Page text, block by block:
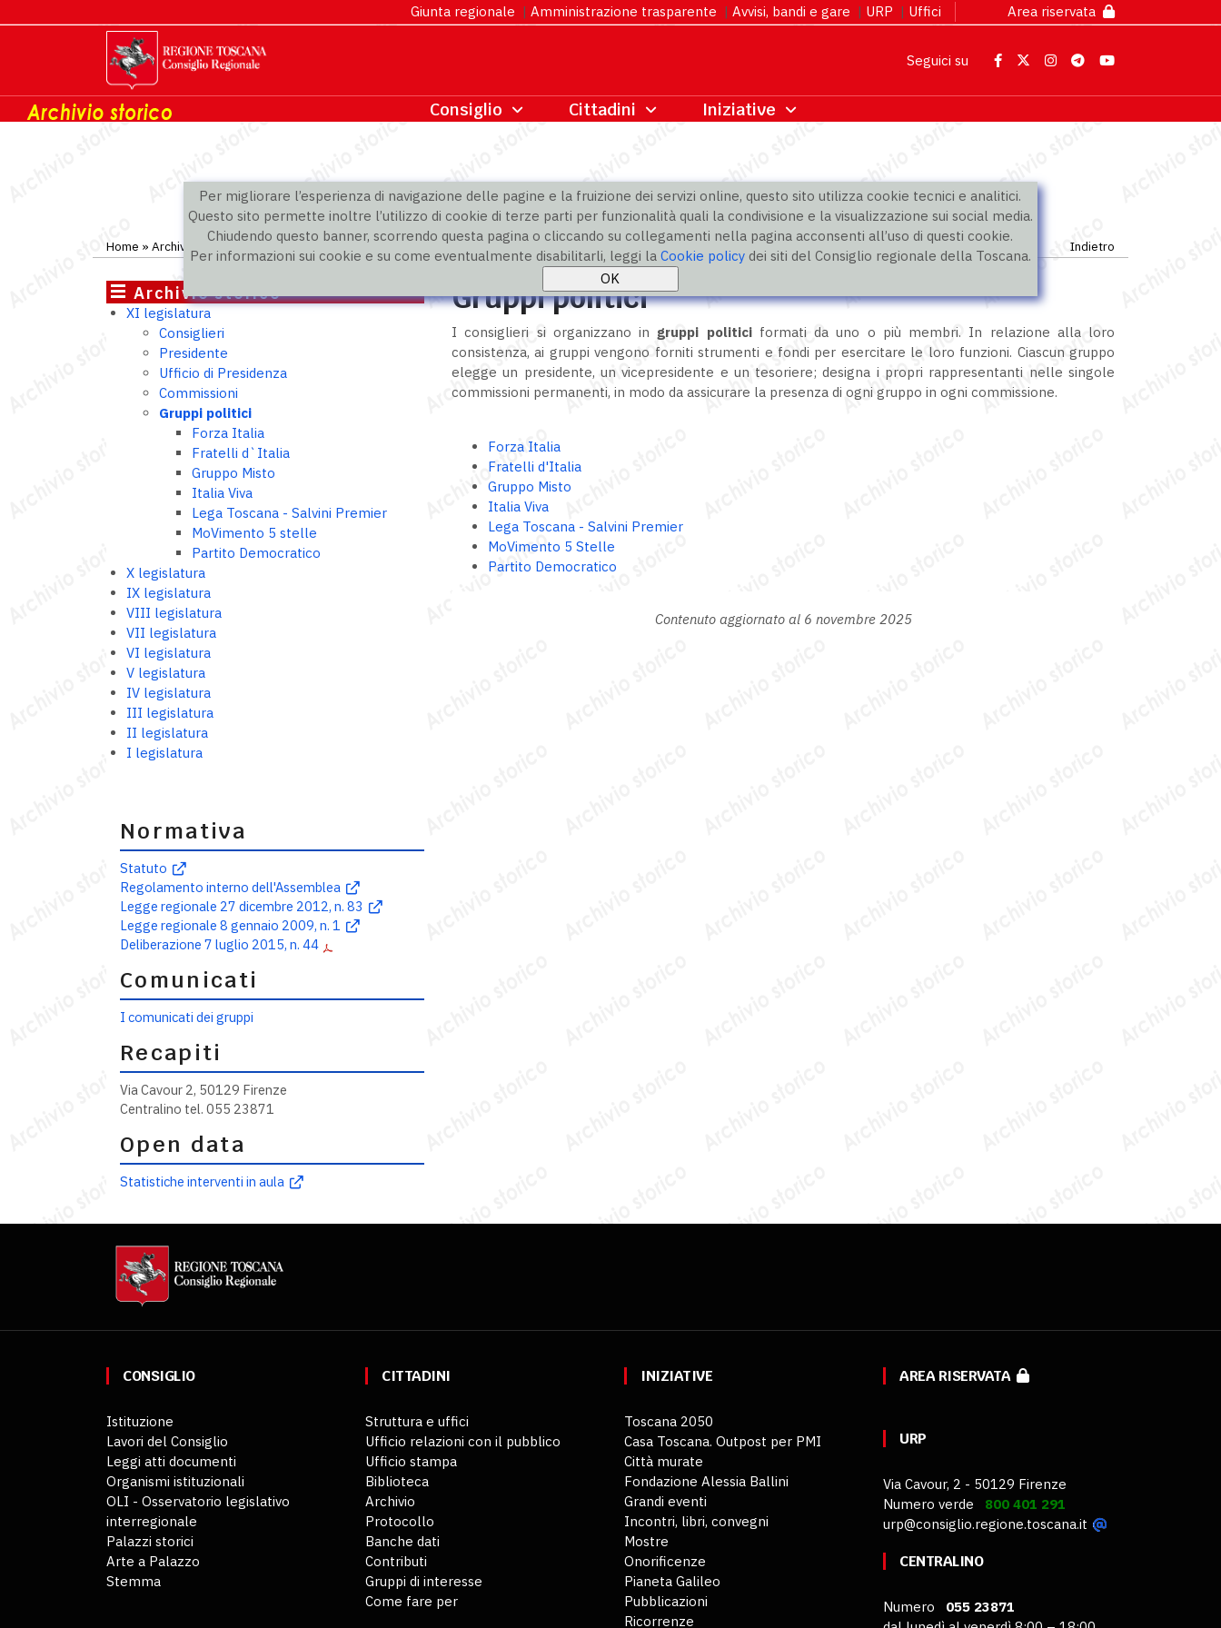
Per migliorare l’esperienza di navigazione delle pagine e la fruizione dei servizi online, questo sito utilizza cookie tecnici e analitici.
Questo sito permette inoltre l’utilizzo di cookie di terze parti per funzionalità quali la condivisione e la visualizzazione sui social media.
Chiudendo questo banner, scorrendo questa pagina o cliccando su collegamenti nella pagina acconsenti all’uso di questi cookie.
Per informazioni sui cookie e su come eventualmente disabilitarli, leggi la Cookie policydei siti del Consiglio regionale della Toscana.
Giunta regionale | Amministrazione trasparente | Avvisi, bandi e gare | URP | Uffici Area riservata
Seguici su
Home » Archivio storico»XI legislatura » Gruppi politici Indietro
Archivio storico
XI legislatura
Consiglieri
Presidente
Ufficio di Presidenza
Commissioni
Gruppi politici
Forza Italia
Fratelli d`Italia
Gruppo Misto
Italia Viva
Lega Toscana - Salvini Premier
MoVimento 5 stelle
Partito Democratico
X legislatura
IX legislatura
VIII legislatura
VII legislatura
VI legislatura
V legislatura
IV legislatura
III legislatura
II legislatura
I legislatura
Normativa
Statuto
Regolamento interno dell'Assemblea
Legge regionale 27 dicembre 2012, n. 83
Legge regionale 8 gennaio 2009, n. 1
Deliberazione 7 luglio 2015, n. 44
Comunicati
I comunicati dei gruppi
Recapiti
Via Cavour 2, 50129 Firenze
Centralino tel. 055 23871
Open data
Statistiche interventi in aula
Gruppi politici
I consiglieri si organizzano in gruppi politiciformati da uno o più membri. In relazione alla loro
consistenza, ai gruppi vengono forniti strumenti e fondi per esercitare le loro funzioni. Ciascun gruppo
elegge un presidente, un vicepresidente e un tesoriere; designa i propri rappresentanti nelle singole
commissioni permanenti, in modo da assicurare la presenza di ogni gruppo in ogni commissione.
Forza Italia
Fratelli d'Italia
Gruppo Misto
Italia Viva
Lega Toscana - Salvini Premier
MoVimento 5 Stelle
Partito Democratico
Contenuto aggiornato al 6 novembre 2025
CONSIGLIO
Istituzione
Lavori del Consiglio
Leggi atti documenti
Organismi istituzionali
OLI - Osservatorio legislativo
interregionale
Palazzi storici
Arte a Palazzo
Stemma
CITTADINI
Struttura e uffici
Ufficio relazioni con il pubblico
Ufficio stampa
Biblioteca
Archivio
Protocollo
Banche dati
Contributi
Gruppi di interesse
Come fare per
INIZIATIVE
Toscana 2050
Casa Toscana. Outpost per PMI
Città murate
Fondazione Alessia Ballini
Grandi eventi
Incontri, libri, convegni
Mostre
Onorificenze
Pianeta Galileo
Pubblicazioni
Ricorrenze
AREA RISERVATA
URP
Via Cavour, 2 - 50129 Firenze
Numero verde 800 401 291
urp@consiglio.regione.toscana.it
CENTRALINO
Numero 055 23871